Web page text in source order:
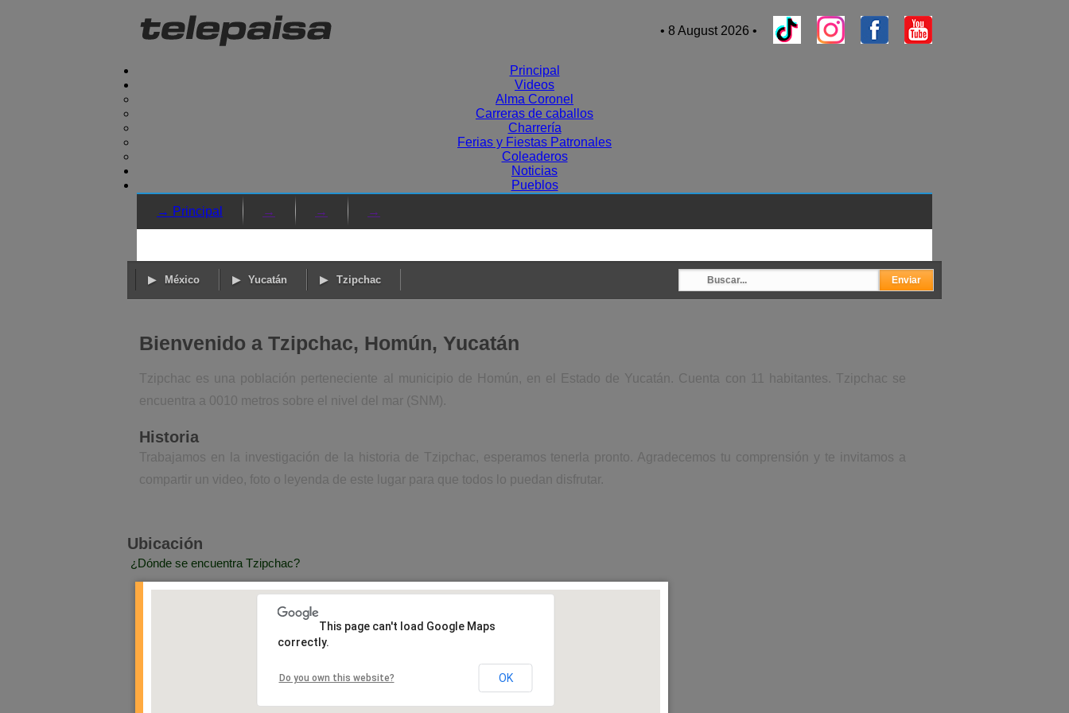
• 8 August 2026 •
Principal
Videos
Alma Coronel
Carreras de caballos
Charrería
Ferias y Fiestas Patronales
Coleaderos
Noticias
Pueblos
→ Principal
→ → →
México Yucatán Tzipchac
Bienvenido a Tzipchac, Homún, Yucatán
Tzipchac es una población perteneciente al municipio de Homún, en el Estado de Yucatán. Cuenta con 11 habitantes. Tzipchac se
encuentra a 0010 metros sobre el nivel del mar (SNM).
Historia
Trabajamos en la investigación de la historia de Tzipchac, esperamos tenerla pronto. Agradecemos tu comprensión y te invitamos a
compartir un video, foto o leyenda de este lugar para que todos lo puedan disfrutar.
Ubicación
¿Dónde se encuentra Tzipchac?
This page can't load Google Maps
correctly.
Do you own this website? OK